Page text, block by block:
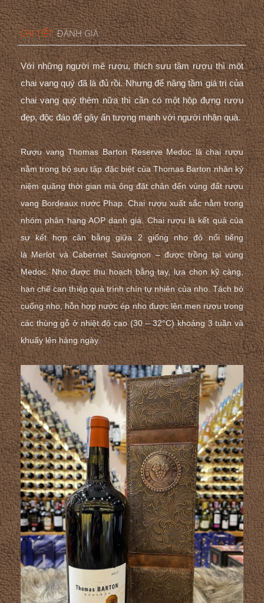
CHI TIẾT ĐÁNH GIÁ
Với những người mê rượu, thích sưu tầm rượu thì một
chai vang quý đã là đủ rồi. Nhưng để nâng tầm giá trị của
chai vang quý thêm nữa thì cần có một hộp đựng rượu
đẹp, độc đáo để gây ấn tượng mạnh với người nhận quà.
Rượu vang Thomas Barton Reserve Medoc là chai rượu
nằm trong bộ sưu tập đặc biệt của Thomas Barton nhân kỷ
niệm quãng thời gian mà ông đặt chân đến vùng đất rượu
vang Bordeaux nước Phap. Chai rượu xuất sắc nằm trong
nhóm phân hạng AOP danh giá. Chai rượu là kết quả của
sự kết hợp cân bằng giữa 2 giống nho đỏ nổi tiếng
là Merlot và Cabernet Sauvignon – được trồng tại vùng
Medoc. Nho được thu hoạch bằng tay, lựa chọn kỹ càng,
hạn chế can thiệp quá trình chín tự nhiên của nho. Tách bỏ
cuống nho, hỗn hợp nước ép nho được lên men rượu trong
các thùng gỗ ở nhiệt độ cao (30 – 32°C) khoảng 3 tuần và
khuấy lên hàng ngày.